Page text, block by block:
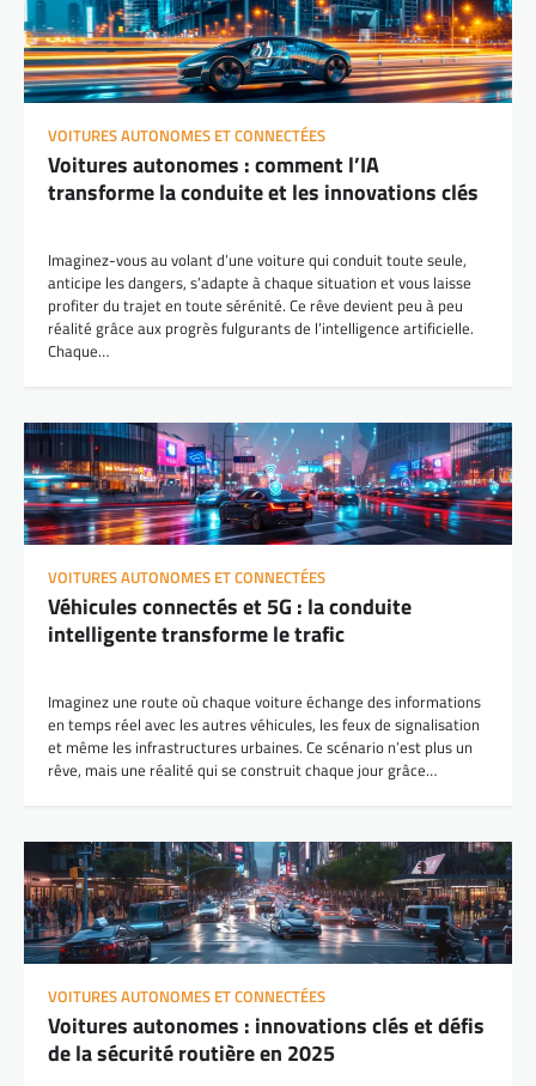
VOITURES AUTONOMES ET CONNECTÉES
Voitures autonomes : comment l’IA
transforme la conduite et les innovations clés
Imaginez-vous au volant d’une voiture qui conduit toute seule,
anticipe les dangers, s’adapte à chaque situation et vous laisse
profiter du trajet en toute sérénité. Ce rêve devient peu à peu
réalité grâce aux progrès fulgurants de l’intelligence artificielle.
Chaque…
VOITURES AUTONOMES ET CONNECTÉES
Véhicules connectés et 5G : la conduite
intelligente transforme le trafic
Imaginez une route où chaque voiture échange des informations
en temps réel avec les autres véhicules, les feux de signalisation
et même les infrastructures urbaines. Ce scénario n’est plus un
rêve, mais une réalité qui se construit chaque jour grâce…
VOITURES AUTONOMES ET CONNECTÉES
Voitures autonomes : innovations clés et défis
de la sécurité routière en 2025